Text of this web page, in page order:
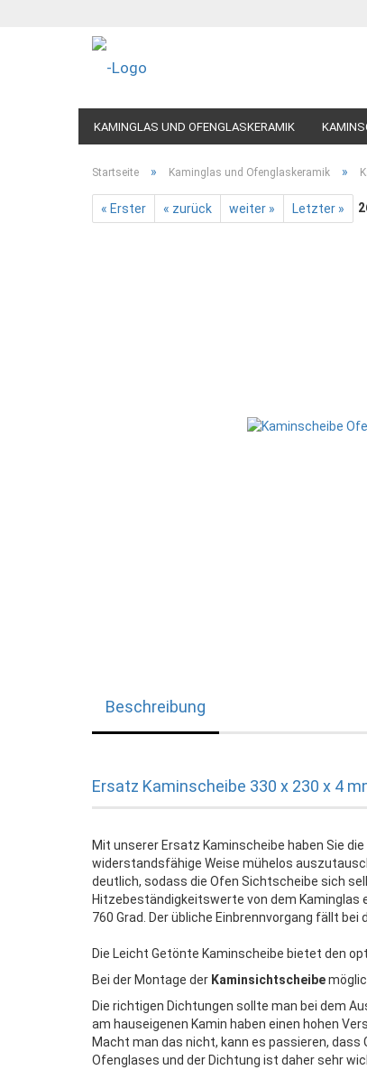
KAMINGLAS UND OFENGLASKERAMIK
Startseite » Kaminglas und Ofenglaskeramik »
« Erster « zurück weiter » Letzter »
Beschreibung
Ersatz Kaminscheibe 330 x 230 x 4
Mit unserer Ersatz Kaminscheibe haben Sie
widerstandsfähige Weise mühelos
deutlich, sodass die Ofen Sichtscheibe sich
Hitzebeständigkeitswerte von dem Kaminglas
760 Grad. Der übliche Einbrennvorgang fällt bei
Die Leicht Getönte Kaminscheibe bietet den
Bei der Montage der Kaminsichtscheibe
Die richtigen Dichtungen sollte man bei dem
am hauseigenen Kamin haben einen hohen
Macht man das nicht, kann es passieren, dass
Ofenglases und der Dichtung ist daher sehr